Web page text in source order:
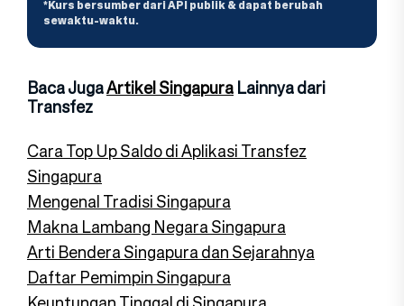
Baca JugaArtikel SingapuraLainnya dari
Transfez
Cara Top Up Saldo di Aplikasi Transfez
Singapura
Mengenal Tradisi Singapura
Makna Lambang Negara Singapura
Arti Bendera Singapura dan Sejarahnya
Daftar Pemimpin Singapura